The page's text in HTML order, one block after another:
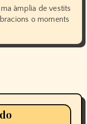
àmplia de vestits
o moments